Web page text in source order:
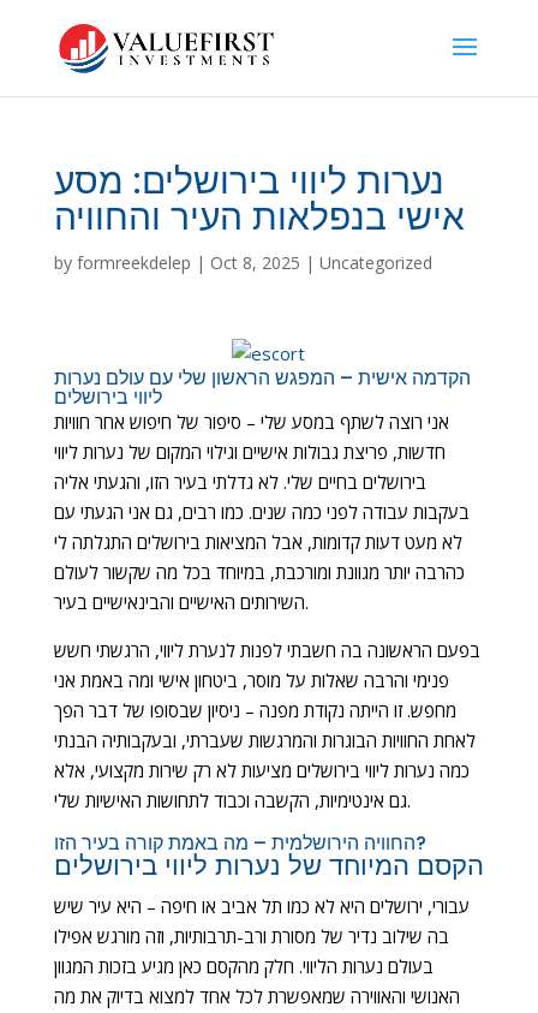
נערות ליווי בירושלים: מסע
אישי בנפלאות העיר והחוויה
by formreekdelep | Oct 8, 2025 | Uncategorized
הקדמה אישית – המפגש הראשון שלי עם עולם נערות
ליווי בירושלים
אני רוצה לשתף במסע שלי – סיפור של חיפוש אחר חוויות
חדשות, פריצת גבולות אישיים וגילוי המקום של נערות ליווי
בירושלים בחיים שלי. לא גדלתי בעיר הזו, והגעתי אליה
בעקבות עבודה לפני כמה שנים. כמו רבים, גם אני הגעתי עם
לא מעט דעות קדומות, אבל המציאות בירושלים התגלתה לי
כהרבה יותר מגוונת ומורכבת, במיוחד בכל מה שקשור לעולם
השירותים האישיים והבינאישיים בעיר.
בפעם הראשונה בה חשבתי לפנות לנערת ליווי, הרגשתי חשש
פנימי והרבה שאלות על מוסר, ביטחון אישי ומה באמת אני
מחפש. זו הייתה נקודת מפנה – ניסיון שבסופו של דבר הפך
לאחת החוויות הבוגרות והמרגשות שעברתי, ובעקבותיה הבנתי
כמה נערות ליווי בירושלים מציעות לא רק שירות מקצועי, אלא
גם אינטימיות, הקשבה וכבוד לתחושות האישיות שלי.
החוויה הירושלמית – מה באמת קורה בעיר הזו?
הקסם המיוחד של נערות ליווי בירושלים
עבורי, ירושלים היא לא כמו תל אביב או חיפה – היא עיר שיש
בה שילוב נדיר של מסורת ורב-תרבותיות, וזה מורגש אפילו
בעולם נערות הליווי. חלק מהקסם כאן מגיע בזכות המגוון
האנושי והאווירה שמאפשרת לכל אחד למצוא בדיוק את מה